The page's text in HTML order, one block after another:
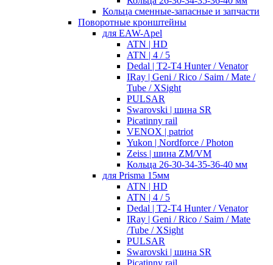
Кольца сменные-запасные и запчасти
Поворотные кронштейны
для EAW-Apel
ATN | HD
ATN | 4 / 5
Dedal | T2-T4 Hunter / Venator
IRay | Geni / Rico / Saim / Mate /
Tube / XSight
PULSAR
Swarovski | шина SR
Picatinny rail
VENOX | patriot
Yukon | Nordforce / Photon
Zeiss | шина ZM/VM
Кольца 26-30-34-35-36-40 мм
для Prisma 15мм
ATN | HD
ATN | 4 / 5
Dedal | T2-T4 Hunter / Venator
IRay | Geni / Rico / Saim / Mate
/Tube / XSight
PULSAR
Swarovski | шина SR
Picatinny rail